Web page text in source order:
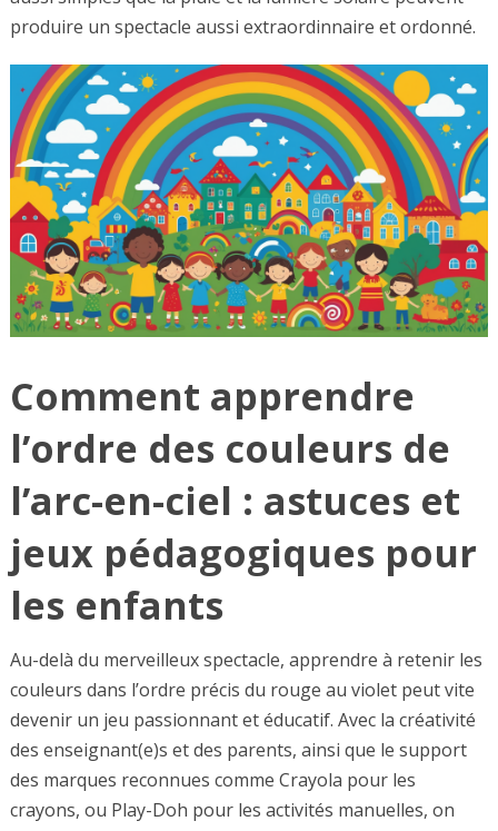
produire un spectacle aussi extraordinnaire et ordonné.
Comment apprendre
l’ordre des couleurs de
l’arc-en-ciel : astuces et
jeux pédagogiques pour
les enfants
Au-delà du merveilleux spectacle, apprendre à retenir les
couleurs dans l’ordre précis du rouge au violet peut vite
devenir un jeu passionnant et éducatif. Avec la créativité
des enseignant(e)s et des parents, ainsi que le support
des marques reconnues comme Crayola pour les
crayons, ou Play-Doh pour les activités manuelles, on